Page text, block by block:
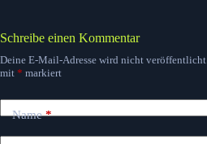
Schreibe einen Kommentar
Deine E-Mail-Adresse wird nicht veröffentlicht.
mit * markiert
Name*